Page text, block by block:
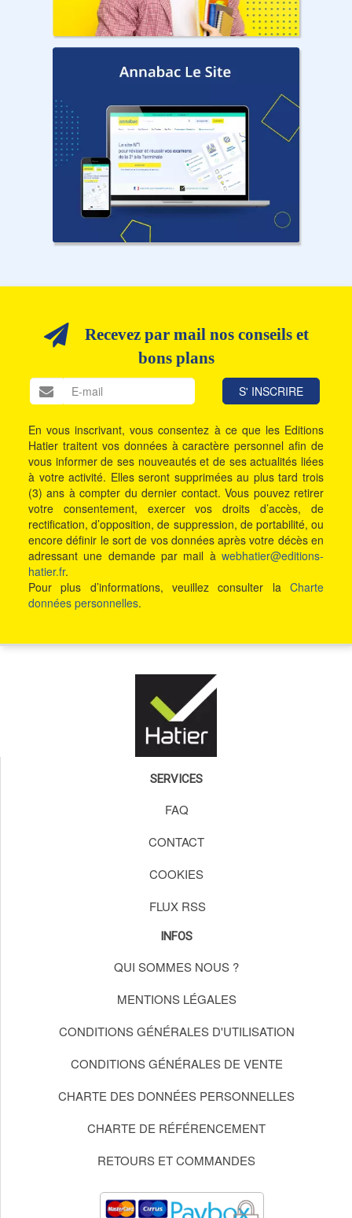
Recevez par mail nos conseils et
bons plans
En vous inscrivant, vous consentez à ce que les Editions
Hatier traitent vos données à caractère personnel afin de
vous informer de ses nouveautés et de ses actualités liées
à votre activité. Elles seront supprimées au plus tard trois
(3) ans à compter du dernier contact. Vous pouvez retirer
votre consentement, exercer vos droits d’accès, de
rectification, d’opposition, de suppression, de portabilité, ou
encore définir le sort de vos données après votre décès en
adressant une demande par mail à webhatier@editions-
hatier.fr.
Pour plus d’informations, veuillez consulter la Charte
données personnelles.
SERVICES
FAQ
CONTACT
COOKIES
FLUX RSS
INFOS
QUI SOMMES NOUS ?
MENTIONS LÉGALES
CONDITIONS GÉNÉRALES D'UTILISATION
CONDITIONS GÉNÉRALES DE VENTE
CHARTE DES DONNÉES PERSONNELLES
CHARTE DE RÉFÉRENCEMENT
RETOURS ET COMMANDES